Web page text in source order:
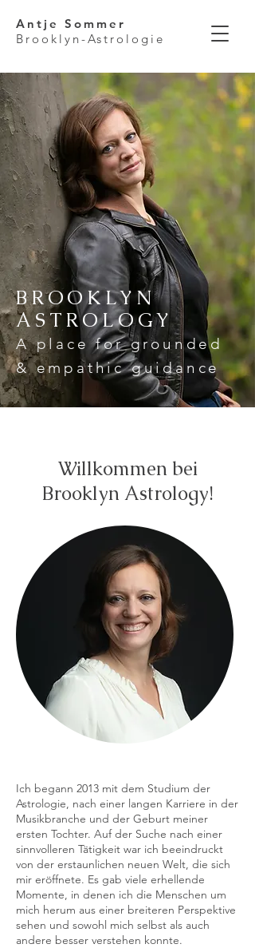
Antje Sommer
Brooklyn-Astrologie
BROOKLYN
ASTROLOGY
A place for grounded
& empathic guidance
Willkommen bei
Brooklyn Astrology!
Ich begann 2013 mit dem Studium der
Astrologie, nach einer langen Karriere in der
Musikbranche und der Geburt meiner
ersten Tochter. Auf der Suche nach einer
sinnvolleren Tätigkeit war ich beeindruckt
von der erstaunlichen neuen Welt, die sich
mir eröffnete. Es gab viele erhellende
Momente, in denen ich die Menschen um
mich herum aus einer breiteren Perspektive
sehen und sowohl mich selbst als auch
andere besser verstehen konnte.